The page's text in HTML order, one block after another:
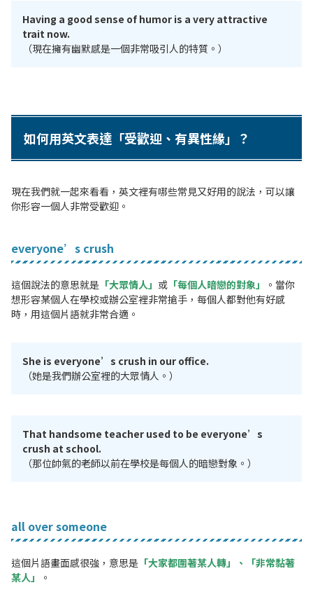
Having a good sense of humor is a very attractive
trait now.
（現在擁有幽默感是一個非常吸引人的特質。）
如何用英文表達「受歡迎、有異性緣」？
現在我們就一起來看看，英文裡有哪些常見又好用的說法，可以讓
你形容一個人非常受歡迎。
everyone’s crush
這個說法的意思就是 「大眾情人」 或 「每個人暗戀的對象」
。當你
想形容某個人在學校或辦公室裡非常搶手，每個人都對他有好感
時，用這個片語就非常合適。
She is everyone’s crush in our office.
（她是我們辦公室裡的大眾情人。）
That handsome teacher used to be everyone’s
crush at school.
（那位帥氣的老師以前在學校是每個人的暗戀對象。）
all over someone
這個片語畫面感很強，意思是 「大家都圍著某人轉」、「非常黏著
某人」
。